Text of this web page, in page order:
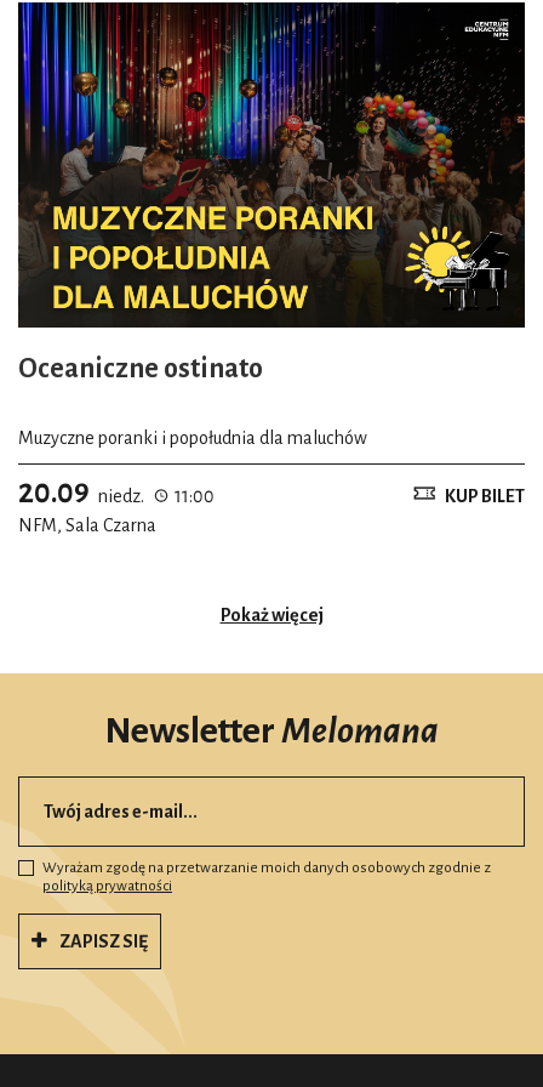
Oceaniczne ostinato
Muzyczne poranki i popołudnia dla maluchów
20.09 niedz.
11:00
NFM, Sala Czarna
KUP BILET
Pokaż więcej
NewsletterMelomana
Wyrażam zgodę na przetwarzanie moich danych osobowych zgodnie z
polityką prywatności
ZAPISZ SIĘ